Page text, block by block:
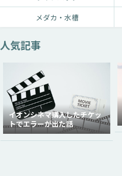
メダカ・水槽
人気記事
イオンシネマ購入したチケッ
トでエラーが出た話